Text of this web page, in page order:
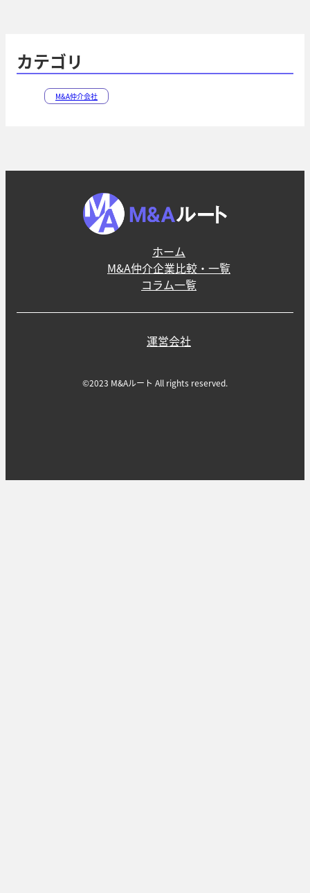
カテゴリ
M&A仲介会社
ホーム
M&A仲介企業比較・一覧
コラム一覧
運営会社
©2023 M&Aルート All rights reserved.